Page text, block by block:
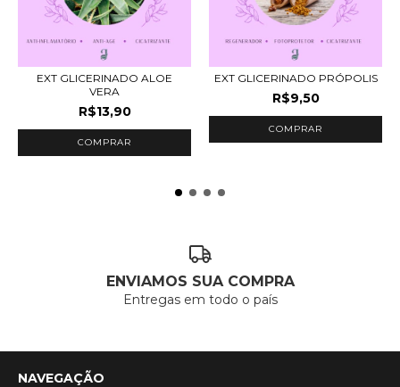
EXT GLICERINADO ALOE
VERA
R$13,90
COMPRAR
EXT GLICERINADO PRÓPOLIS
R$9,50
COMPRAR
ENVIAMOS SUA COMPRA
Entregas em todo o país
NAVEGAÇÃO